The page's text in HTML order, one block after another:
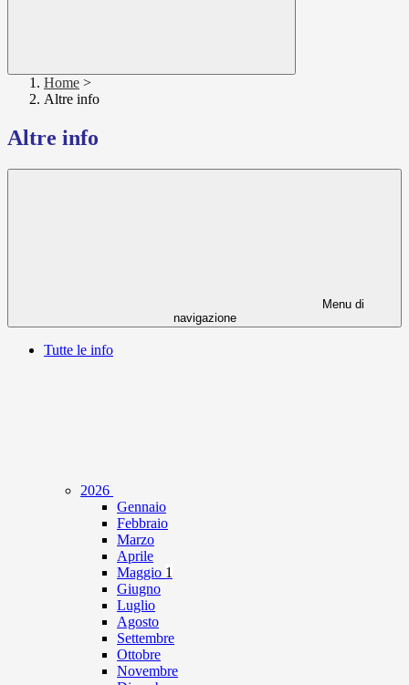
Home >
Altre info
Altre info
Menu di
navigazione
Tutte le info
2026
Gennaio
Febbraio
Marzo
Aprile
Maggio 1
Giugno
Luglio
Agosto
Settembre
Ottobre
Novembre